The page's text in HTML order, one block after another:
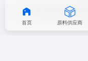
©2025 妆榜科技·新原
首页 原料供应商